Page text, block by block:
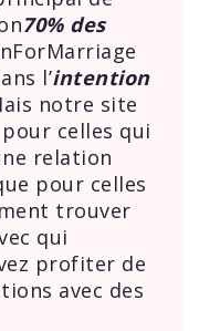
70% des
l’intention
notre site
celles qui
relation
pour celles
trouver
qui
profiter de
avec des